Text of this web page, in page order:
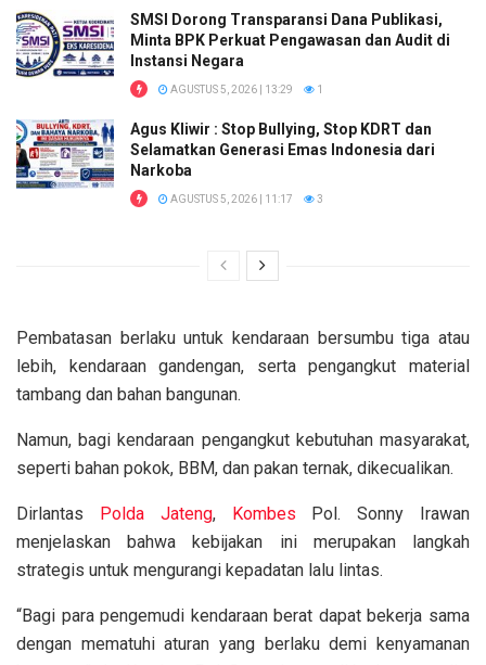
SMSI Dorong Transparansi Dana Publikasi,
Minta BPK Perkuat Pengawasan dan Audit di
Instansi Negara
AGUSTUS 5, 2026 | 13:29 1
Agus Kliwir : Stop Bullying, Stop KDRT dan
Selamatkan Generasi Emas Indonesia dari
Narkoba
AGUSTUS 5, 2026 | 11:17 3
Pembatasan berlaku untuk kendaraan bersumbu tiga atau
lebih, kendaraan gandengan, serta pengangkut material
tambang dan bahan bangunan.
Namun, bagi kendaraan pengangkut kebutuhan masyarakat,
seperti bahan pokok, BBM, dan pakan ternak, dikecualikan.
Dirlantas Polda Jateng, Kombes Pol. Sonny Irawan
menjelaskan bahwa kebijakan ini merupakan langkah
strategis untuk mengurangi kepadatan lalu lintas.
“Bagi para pengemudi kendaraan berat dapat bekerja sama
dengan mematuhi aturan yang berlaku demi kenyamanan